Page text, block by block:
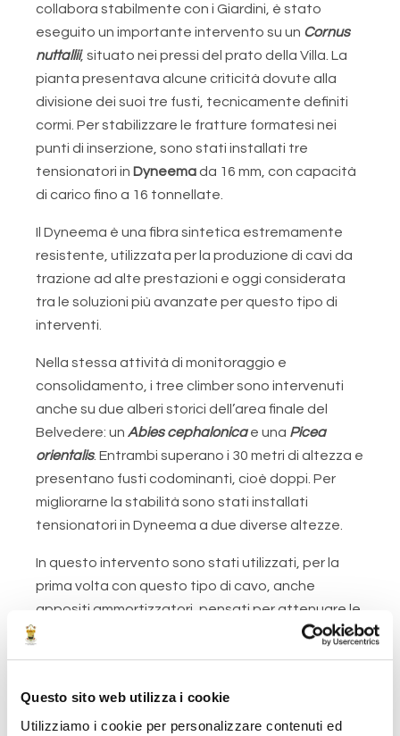
Questo sito web utilizza i cookie
Utilizziamo i cookie per personalizzare contenuti ed
collabora stabilmente con i Giardini, è stato
eseguito un importante intervento su un Cornus
nuttallii, situato nei pressi del prato della Villa. La
pianta presentava alcune criticità dovute alla
divisione dei suoi tre fusti, tecnicamente definiti
cormi. Per stabilizzare le fratture formatesi nei
punti di inserzione, sono stati installati tre
tensionatori in Dyneemada 16 mm, con capacità
di carico fino a 16 tonnellate.
Il Dyneema è una fibra sintetica estremamente
resistente, utilizzata per la produzione di cavi da
trazione ad alte prestazioni e oggi considerata
tra le soluzioni più avanzate per questo tipo di
interventi.
Nella stessa attività di monitoraggio e
consolidamento, i tree climber sono intervenuti
anche su due alberi storici dell’area finale del
Belvedere: un Abies cephalonicae una Picea
orientalis. Entrambi superano i 30 metri di altezza e
presentano fusti codominanti, cioè doppi. Per
migliorarne la stabilità sono stati installati
tensionatori in Dyneema a due diverse altezze.
In questo intervento sono stati utilizzati, per la
prima volta con questo tipo di cavo, anche
appositi ammortizzatori, pensati per attenuare le
forze generate dal movimento dei tronchi in
Prima di procedere, l’Abies cephalonica